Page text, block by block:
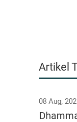
Artikel
08 Aug,